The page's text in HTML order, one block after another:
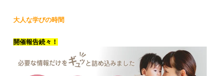
大人な学びの時間
開催報告続々！